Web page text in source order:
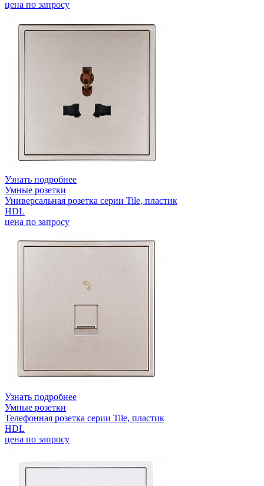
цена по запросу
Узнать подробнее
Умные розетки
Универсальная розетка серии Tile, пластик
HDL
цена по запросу
Узнать подробнее
Умные розетки
Телефонная розетка серии Tile, пластик
HDL
цена по запросу